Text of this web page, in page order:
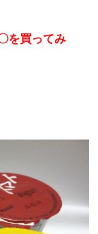
を買ってみ